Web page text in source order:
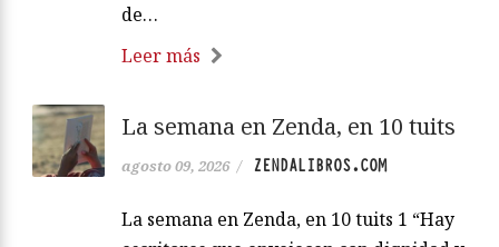
de…
Leer más
La semana en Zenda, en 10 tuits
agosto 09, 2026 / ZENDALIBROS.COM
La semana en Zenda, en 10 tuits 1 “Hay